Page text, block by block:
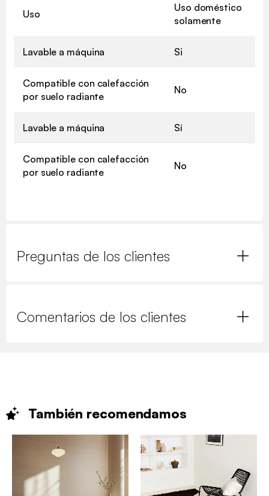
Uso
Uso doméstico
solamente
Lavable a máquina Si
Compatible con calefacción
por suelo radiante
No
Lavable a máquina Sí
Compatible con calefacción
por suelo radiante
No
Preguntas de los clientes
Comentarios de los clientes
También recomendamos